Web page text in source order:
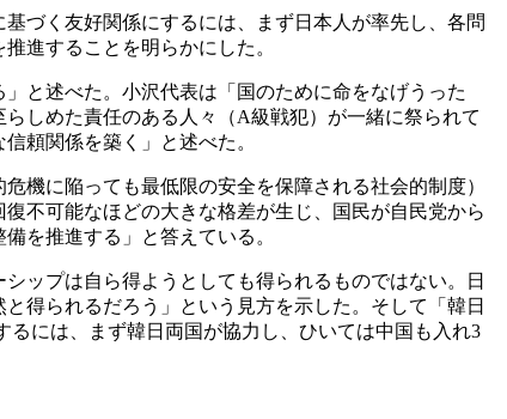
づく友好関係にするには、まず日本人が率先し、各問
進することを明らかにした。
と述べた。小沢代表は「国のために命をなげうった
しめた責任のある人々（A級戦犯）が一緒に祭られて
頼関係を築く」と述べた。
機に陥っても最低限の安全を保障される社会的制度）
不可能なほどの大きな格差が生じ、国民が自民党から
を推進する」と答えている。
ップは自ら得ようとしても得られるものではない。日
得られるだろう」という見方を示した。そして「韓日
には、まず韓日両国が協力し、ひいては中国も入れ3